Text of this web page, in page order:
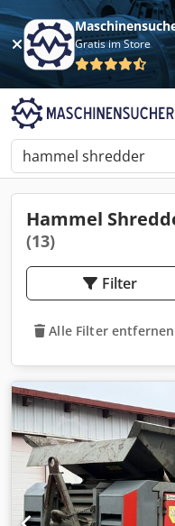
Gratis im Store
Hammel
(13)
Filter
Alle Filter entfernen